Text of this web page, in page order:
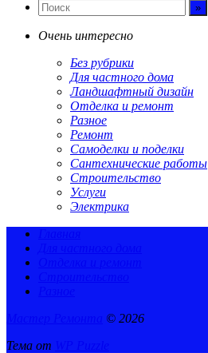
Очень интересно
Без рубрики
Для частного дома
Ландшафтный дизайн
Отделка и ремонт
Разное
Ремонт
Самоделки и поделки
Сантехнические работы
Строительство
Услуги
Электрика
© 2026
Тема от